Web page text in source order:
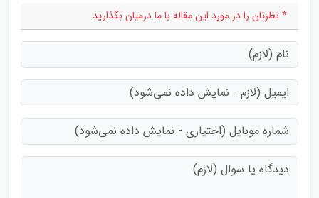
* نظرتان را در مورد این مقاله با ما درمیان بگذارید